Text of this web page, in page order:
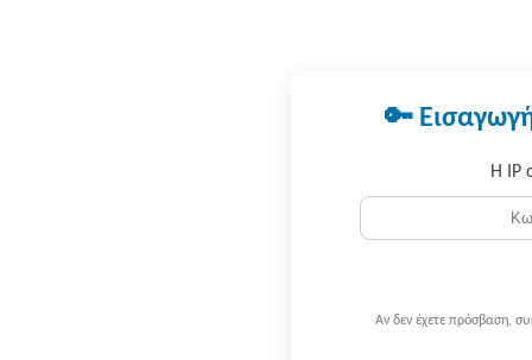
🔑
Η IP
Αν δεν έχετε πρόσβαση,